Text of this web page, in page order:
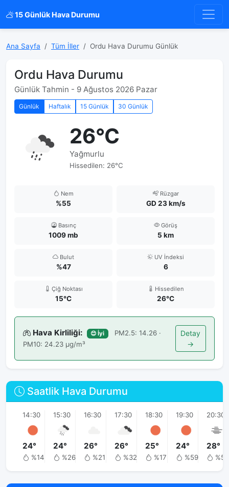
15 Günlük Hava Durumu
Ana Sayfa Tüm İller Ordu Hava Durumu Günlük
Ordu Hava Durumu
Günlük Tahmin - 9 Ağustos 2026 Pazar
Günlük Haftalık 15 Günlük 30 Günlük
26°C
Yağmurlu
Hissedilen: 26°C
Nem
%55
Rüzgar
GD 23 km/s
Basınç
1009 mb
Görüş
5 km
Bulut
%47
UV İndeksi
6
Çiğ Noktası
15°C
Hissedilen
26°C
Hava Kirliliği: 😊 İyi
PM2.5: 14.26 ·
PM10: 24.23 μg/m³
Detay
→
Saatlik Hava Durumu
14:30
24°
%14
15:30
24°
%26
16:30
26°
%21
17:30
26°
%32
18:30
25°
%17
19:30
24°
%59
20:30
28°
%59